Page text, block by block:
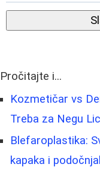
Pročitajte i...
Kozmetičar vs
Treba za Negu
Blefaroplastika:
kapaka i